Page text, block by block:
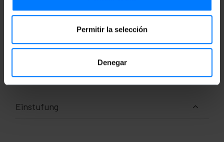
Permitir la selección
Denegar
Anzahl der Produkte: 1
Packungsgrösse: 44.0 x 2.7 x 2.7 cm
Dokumentation
Einstufung